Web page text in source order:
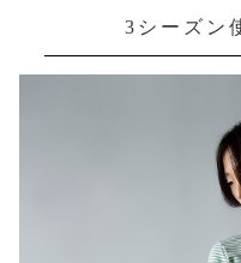
3シーズン